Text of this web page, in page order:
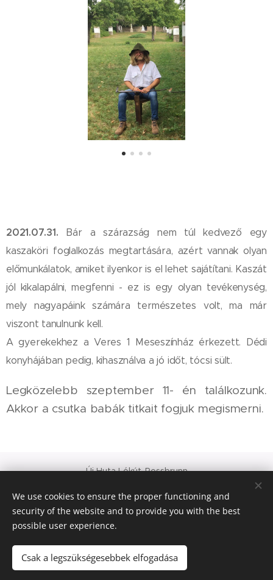
2021.07.31. Bár a szárazság nem túl kedvező egy
kaszaköri foglalkozás megtartására, azért vannak olyan
előmunkálatok, amiket ilyenkor is el lehet sajátítani. Kaszát
jól kikalapálni, megfenni - ez is egy olyan tevékenység,
mely nagyapáink számára természetes volt, ma már
viszont tanulnunk kell.
A gyerekekhez a Veres 1 Meseszínház érkezett. Dédi
konyhájában pedig, kihasználva a jó időt, tócsi sült.
Legközelebb szeptember 11- én találkozunk.
Akkor a csutka babák titkait fogjuk megismerni.
Új Huta Lókút-Rossbrunn
Európa Kultúrális Fővárosa
PAJTA PROJEKT
© 2021 Minden jog fenntartva Cookies
We use cookies to ensure the proper functioning and
security of the website and to provide you with the best
possible user experience.
Csak a legszükségesebbek elfogadása